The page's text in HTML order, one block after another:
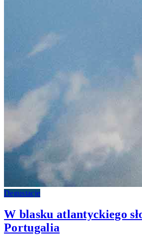
Degustacje
W blasku atlantyckiego
Portugalia